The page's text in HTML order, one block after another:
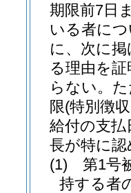
期限前7日
いる者に
に、次に
る理由を
らない。
限(特別徴
給付の支払
長が特に
(1)
第1号
持する者